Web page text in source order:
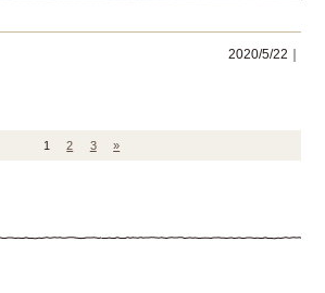
2020/5/22｜
1 2 3 »